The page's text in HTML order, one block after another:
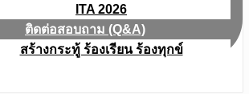
ITA 2026
ติดต่อสอบถาม (Q&A)
สร้างกระทู้ ร้องเรียน ร้องทุกข์